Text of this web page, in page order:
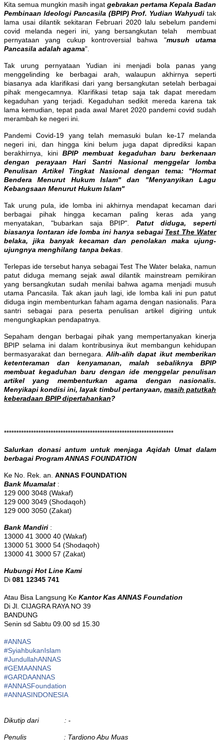
Kita semua mungkin masih ingat gebrakan pertama Kepala Badan
Pembinaan Ideologi Pancasila (BPIP) Prof. Yudian Wahyudi tak
lama usai dilantik sekitaran Februari 2020 lalu sebelum pandemi
covid melanda negeri ini, yang bersangkutan telah membuat
pernyataan yang cukup kontroversial bahwa "musuh utama
Pancasila adalah agama".
Tak urung pernyataan Yudian ini menjadi bola panas yang
menggelinding ke berbagai arah, walaupun akhirnya seperti
biasanya ada klarifikasi dari yang bersangkutan setelah berbagai
pihak mengecamnya. Klarifikasi tetap saja tak dapat meredam
kegaduhan yang terjadi. Kegaduhan sedikit mereda karena tak
lama kemudian, tepat pada awal Maret 2020 pandemi covid sudah
merambah ke negeri ini.
Pandemi Covid-19 yang telah memasuki bulan ke-17 melanda
negeri ini, dan hingga kini belum juga dapat diprediksi kapan
berakhirnya, kiniBPIP membuat kegaduhan baru berkenaan
dengan perayaan Hari Santri Nasional menggelar lomba
Penulisan Artikel Tingkat Nasional dengan tema: "Hormat
Bendera Menurut Hukum Islam" dan "Menyanyikan Lagu
Kebangsaan Menurut Hukum Islam"
Tak urung pula, ide lomba ini akhirnya mendapat kecaman dari
berbagai pihak hingga kecaman paling keras ada yang
menyatakan, "bubarkan saja BPIP". Patut diduga, seperti
biasanya lontaran ide lomba ini hanya sebagai Test The Water
belaka, jika banyak kecaman dan penolakan maka ujung-
ujungnya menghilang tanpa bekas.
Terlepas ide tersebut hanya sebagai Test The Water belaka, namun
patut diduga memang sejak awal dilantik mainstream pemikiran
yang bersangkutan sudah menilai bahwa agama menjadi musuh
utama Pancasila. Tak akan jauh lagi, ide lomba kali ini pun patut
diduga ingin membenturkan faham agama dengan nasionalis. Para
santri sebagai para peserta penulisan artikel digiring untuk
mengungkapkan pendapatnya.
Sepaham dengan berbagai pihak yang mempertanyakan kinerja
BPIP selama ini dalam kontribusinya ikut membangun kehidupan
bermasyarakat dan bernegara. Alih-alih dapat ikut memberikan
ketenteraman dan kenyamanan, malah sebaliknya BPIP
membuat kegaduhan baru dengan ide menggelar penulisan
artikel yang membenturkan agama dengan nasionalis.
Menyikapi kondisi ini, layak timbul pertanyaan, masih patutkah
keberadaan BPIP dipertahankan?
*********************************************************************
Salurkan donasi antum untuk menjaga Aqidah Umat dalam
berbagai Program ANNAS FOUNDATION
Ke No. Rek. an. ANNAS FOUNDATION
Bank Muamalat :
129 000 3048 (Wakaf)
129 000 3049 (Shodaqoh)
129 000 3050 (Zakat)
Bank Mandiri :
13000 41 3000 40 (Wakaf)
13000 51 3000 54 (Shodaqoh)
13000 41 3000 57 (Zakat)
Hubungi Hot Line Kami
Di 081 12345 741
Atau Bisa Langsung Ke Kantor Kas ANNAS Foundation
Di Jl. CIJAGRA RAYA NO 39
BANDUNG
Senin sd Sabtu 09.00 sd 15.30
#ANNAS
#SyiahbukanIslam
#JundullahANNAS
#GEMAANNAS
#GARDAANNAS
#ANNASFoundation
#ANNASINDONESIA
Dikutip dari : -
Penulis : Tardjono Abu Muas